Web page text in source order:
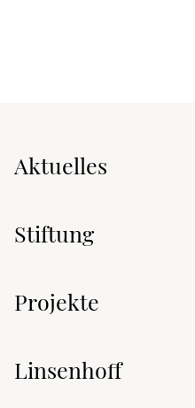
Aktuelles
Stiftung
Projekte
Linsenhoff